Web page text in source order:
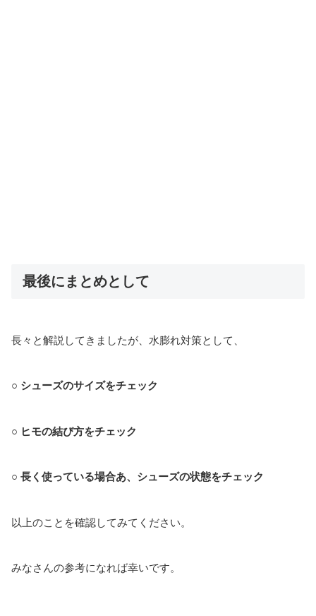
最後にまとめとして
長々と解説してきましたが、水膨れ対策として、
○ シューズのサイズをチェック
○ ヒモの結び方をチェック
○ 長く使っている場合あ、シューズの状態をチェック
以上のことを確認してみてください。
みなさんの参考になれば幸いです。